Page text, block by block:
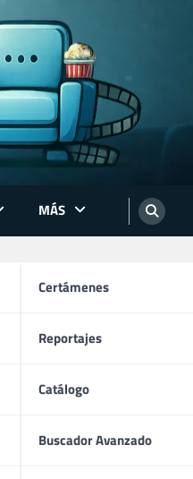
MÁS
Certámenes
Reportajes
Catálogo
Buscador Avanzado